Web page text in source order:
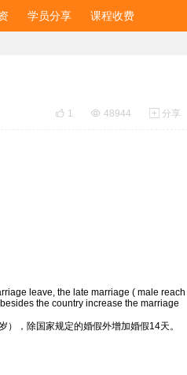
学员分享 课程收费
 1  48944  分享
leave, the late marriage ( male reach
the country increase the marriage
，除国家规定的婚假外增加婚假14天。